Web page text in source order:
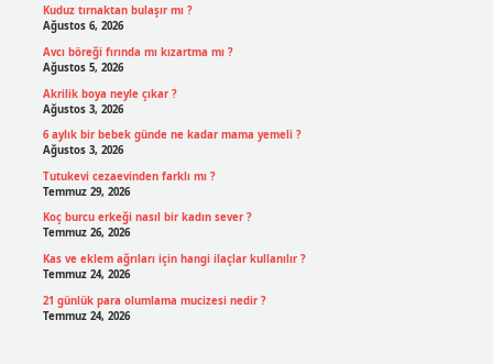
Kuduz tırnaktan bulaşır mı ?
Ağustos 6, 2026
Avcı böreği fırında mı kızartma mı ?
Ağustos 5, 2026
Akrilik boya neyle çıkar ?
Ağustos 3, 2026
6 aylık bir bebek günde ne kadar mama yemeli ?
Ağustos 3, 2026
Tutukevi cezaevinden farklı mı ?
Temmuz 29, 2026
Koç burcu erkeği nasıl bir kadın sever ?
Temmuz 26, 2026
Kas ve eklem ağrıları için hangi ilaçlar kullanılır ?
Temmuz 24, 2026
21 günlük para olumlama mucizesi nedir ?
Temmuz 24, 2026